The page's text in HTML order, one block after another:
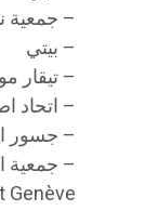
– جمعية
– بيتي
– تيقار
– اتحاد
– جسور
– جمعية
–